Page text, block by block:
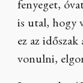
fenyeget,
is utal, hogy
ez az
vonulni,